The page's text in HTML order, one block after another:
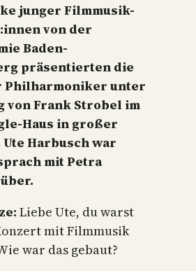
junger Filmmusik-
von der
Baden-
präsentierten die
Philharmoniker unter
von Frank Strobel im
Haus in großer
Ute Harbusch war
mit Petra
Liebe Ute, du warst
mit Filmmusik
war das gebaut?